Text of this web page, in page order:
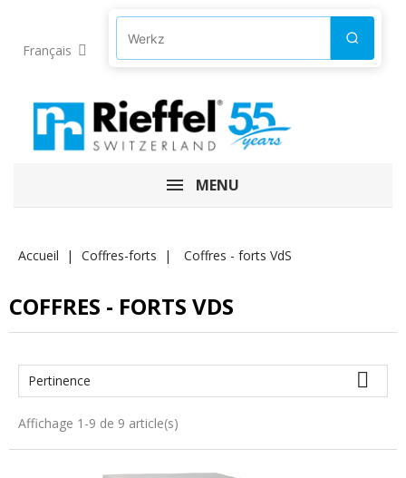
Français Produkte suchen Suchen
MENU
Accueil Coffres-forts Coffres - forts VdS
COFFRES - FORTS VDS
Pertinence 
Affichage 1-9 de 9 article(s)